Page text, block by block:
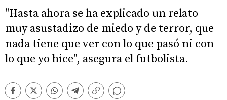
"Hasta ahora se ha explicado un relato
muy asustadizo de miedo y de terror, que
nada tiene que ver con lo que pasó ni con
lo que yo hice", asegura el futbolista.
Facebook
TwitterWhatsappTelegram
Copiar
Comentarios